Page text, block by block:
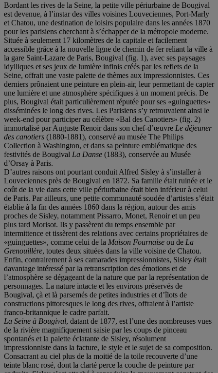
Bordant les rives de la Seine, la petite ville périurbaine de Bougival
est devenue, à l’instar des villes voisines Louveciennes, Port-Marly
et Chatou, une destination de loisirs populaire dans les années 1870
pour les parisiens cherchant à s’échapper de la métropole moderne.
Située à seulement 17 kilomètres de la capitale et facilement
accessible grâce à la nouvelle ligne de chemin de fer reliant la ville à
la gare Saint-Lazare de Paris, Bougival (fig. 1), avec ses paysages
idylliques et ses jeux de lumière infinis créés par les reflets de la
Seine, offrait une vaste palette de thèmes aux impressionnistes. Ces
derniers prônaient une peinture en plein-air, leur permettant de capter
une lumière et une atmosphère spécifiques à un moment précis. De
plus, Bougival était particulièrement réputée pour ses «guinguettes»
disséminées le long des rives. Les Parisiens s’y retrouvaient ainsi le
week-end pour participer au célèbre «Bal des Canotiers» (fig. 2)
immortalisé par Auguste Renoir dans son chef-d’œuvre Le déjeuner
des canotiers (1880-1881), conservé au musée The Philips
Collection à Washington, et dans sa peinture emblématique des
festivités de Bougival La Danse (1883), conservée au Musée
d’Orsay à Paris.
D’autres raisons ont pourtant conduit Alfred Sisley à s’installer à
Louveciennes près de Bougival en 1872. Sa famille était ruinée et le
coût de la vie dans cette ville périurbaine était bien inférieur à celui
de Paris. Par ailleurs, une petite communauté soudée d’artistes s’était
établie à la fin des années 1860 dans la région, autour des amis
proches de Sisley, notamment Pissarro, Monet, Renoir et un peu
plus tard Morisot. Ils y passèrent du temps ensemble par
intermittence et tissèrent des relations avec certains propriétaires de
«guinguettes», comme celui de la Maison Fournaise ou de La
Grenouillère, toutes deux situées dans la ville voisine de Chatou.
Enfin, contrairement à ses camarades impressionnistes, Sisley était
davantage intéressé par la retranscription des émotions et de
l’atmosphère se dégageant de la nature que par la représentation de
personnages. La nature intacte et les environs préservés de
Bougival, çà et là parsemés de petites industries et d’îlots de
constructions pittoresques le long des rives, offraient à l’artiste
franco-britannique le cadre parfait.
La Seine à Bougival, datant de 1877, est l’une des nombreuses vues
de la rivière magnifiquement saisie par les coups de pinceau
spontanés et la palette éclatante de Sisley, résolument
impressionniste dans la facture, le style et le sujet de sa composition.
Consacrant au ciel plus de la moitié de la toile recouverte d’une
teinte blanc rosé, dont la clarté perce la couche de peinture par